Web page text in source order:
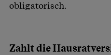
obligatorisch.
Zahlt die